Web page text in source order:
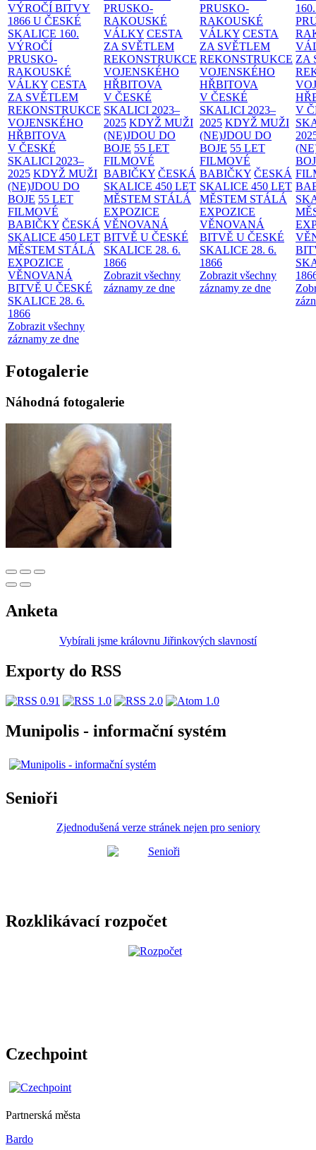
VÝROČÍ BITVY
1866 U ČESKÉ
SKALICE 160.
VÝROČÍ
PRUSKO-
RAKOUSKÉ
VÁLKY CESTA
ZA SVĚTLEM
REKONSTRUKCE
VOJENSKÉHO
HŘBITOVA
V ČESKÉ
SKALICI 2023–
2025 KDYŽ MUŽI
(NE)JDOU DO
BOJE 55 LET
FILMOVÉ
BABIČKY ČESKÁ
SKALICE 450 LET
MĚSTEM STÁLÁ
EXPOZICE
VĚNOVANÁ
BITVĚ U ČESKÉ
SKALICE 28. 6.
1866
Zobrazit všechny
záznamy ze dne
PRUSKO-
RAKOUSKÉ
VÁLKY CESTA
ZA SVĚTLEM
REKONSTRUKCE
VOJENSKÉHO
HŘBITOVA
V ČESKÉ
SKALICI 2023–
2025 KDYŽ MUŽI
(NE)JDOU DO
BOJE 55 LET
FILMOVÉ
BABIČKY ČESKÁ
SKALICE 450 LET
MĚSTEM STÁLÁ
EXPOZICE
VĚNOVANÁ
BITVĚ U ČESKÉ
SKALICE 28. 6.
1866
Zobrazit všechny
záznamy ze dne
PRUSKO-
RAKOUSKÉ
VÁLKY CESTA
ZA SVĚTLEM
REKONSTRUKCE
VOJENSKÉHO
HŘBITOVA
V ČESKÉ
SKALICI 2023–
2025 KDYŽ MUŽI
(NE)JDOU DO
BOJE 55 LET
FILMOVÉ
BABIČKY ČESKÁ
SKALICE 450 LET
MĚSTEM STÁLÁ
EXPOZICE
VĚNOVANÁ
BITVĚ U ČESKÉ
SKALICE 28. 6.
1866
Zobrazit všechny
záznamy ze dne
ZA
V
Fotogalerie
Náhodná fotogalerie
Anketa
Vybírali jsme královnu Jiřinkových slavností
Exporty do RSS
Munipolis - informační systém
Senioři
Zjednodušená verze stránek nejen pro seniory
Rozklikávací rozpočet
Czechpoint
Partnerská města
Bardo